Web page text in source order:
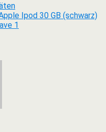
Ipod 30 GB (schwarz)
1